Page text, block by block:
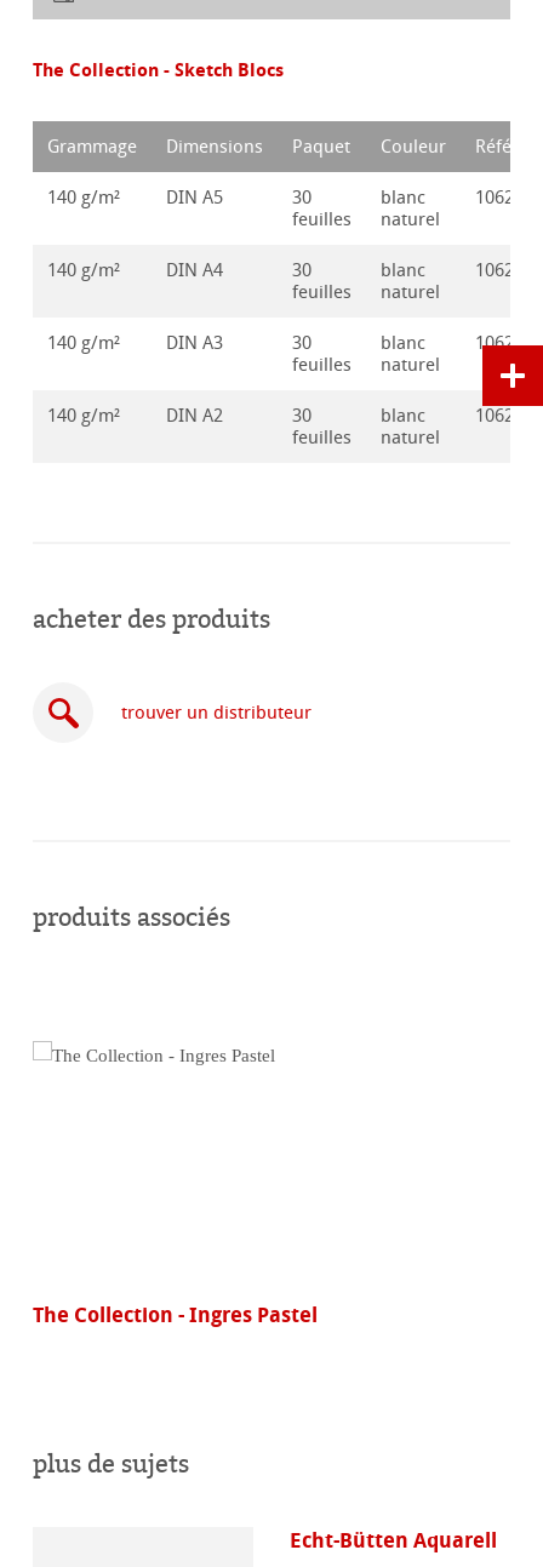
The Collection - Sketch Blocs
Grammage Dimensions Paquet Couleur
140 g/m² DIN A5
30
feuilles
blanc
naturel
140 g/m² DIN A4
30
feuilles
blanc
naturel
140 g/m² DIN A3
30
feuilles
blanc
naturel
140 g/m² DIN A2
30
feuilles
blanc
naturel
acheter des produits
trouver un distributeur
ligne
produits associés
The Collection - Ingres Pastel
plus de sujets
Echt-Bütten Aquarell